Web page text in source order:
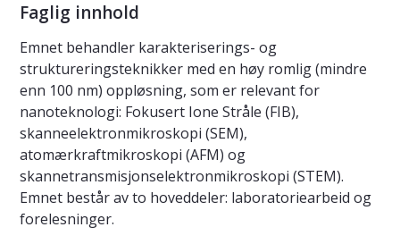
Faglig innhold
Emnet behandler karakteriserings- og
struktureringsteknikker med en høy romlig (mindre
enn 100 nm) oppløsning, som er relevant for
nanoteknologi: Fokusert Ione Stråle (FIB),
skanneelektronmikroskopi (SEM),
atomærkraftmikroskopi (AFM) og
skannetransmisjonselektronmikroskopi (STEM).
Emnet består av to hoveddeler: laboratoriearbeid og
forelesninger.